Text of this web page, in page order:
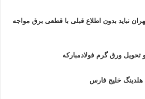
نباید بدون اطلاع قبلی با قطعی برق مواجه
تحویل ورق گرم فولادمبارکه
هلدینگ خلیج‌ فارس